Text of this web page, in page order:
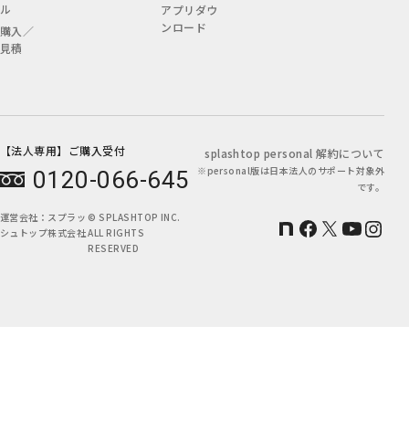
ル
購入／
見積
アプリダウ
ンロード
【法人専用】ご購入受付
0120-066-645
splashtop personal 解約について
※personal版は日本法人のサポート対象外
です。
運営会社： スプラッ
シュトップ株式会社
© SPLASHTOP INC.
ALL RIGHTS
RESERVED